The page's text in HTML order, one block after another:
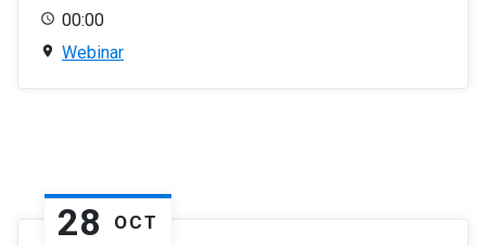
00:00
Webinar
28 OCT